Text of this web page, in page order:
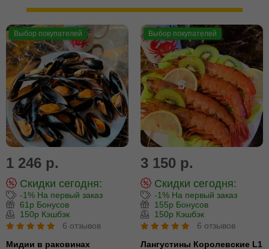
Выбор покупателей
1 246 р.
Скидки сегодня:
-1% На первый заказ
61р Бонусов
150р Кэшбэк
6 отзывов
Мидии в раковинах
Выбор покупателей
3 150 р.
Скидки сегодня:
-1% На первый заказ
155р Бонусов
150р Кэшбэк
6 отзывов
Лангустины Королевские L1